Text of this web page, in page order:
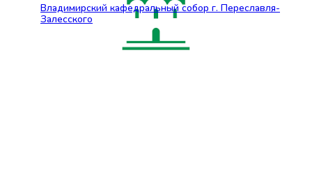
Владимирский кафедральный собор г. Переславля-
Залесского